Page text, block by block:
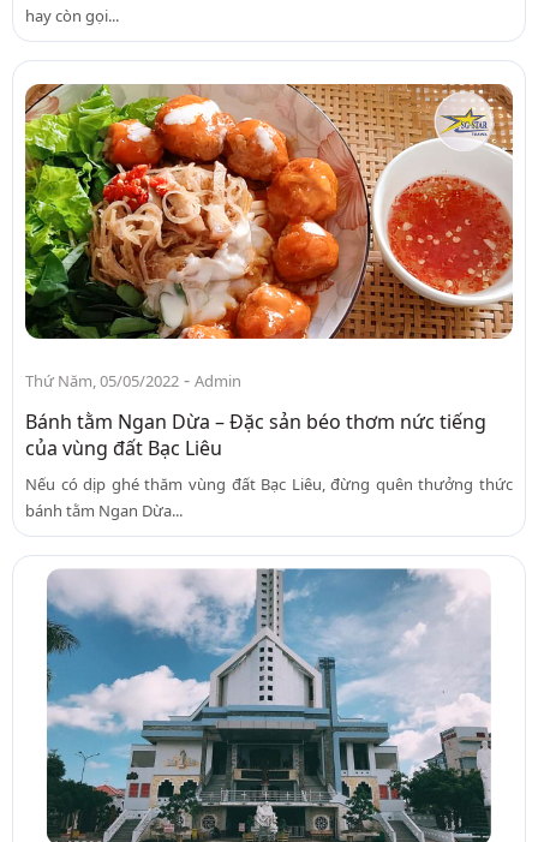
hay còn gọi...
Thứ Năm, 05/05/2022 - Admin
Bánh tằm Ngan Dừa – Đặc sản béo thơm nức tiếng
của vùng đất Bạc Liêu
Nếu có dịp ghé thăm vùng đất Bạc Liêu, đừng quên thưởng thức
bánh tằm Ngan Dừa...